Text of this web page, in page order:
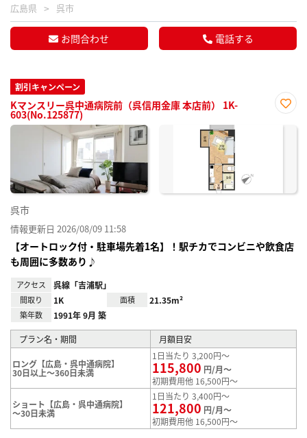
広島県 呉市
お問合わせ 電話する
割引キャンペーン
Kマンスリー呉中通病院前（呉信用金庫 本店前） 1K-
603(No.125877)
に入
呉市
情報更新日 2026/08/09 11:58
【オートロック付・駐車場先着1名】！駅チカでコンビニや飲食店
も周囲に多数あり♪
アクセス 呉線「吉浦駅」
間取り 1K 面積 21.35m²
築年数 1991年 9月 築
プラン名・期間 月額目安
ロング【広島・呉中通病院】
30日以上～360日未満
1日当たり 3,200円～
115,800 円/月～
初期費用他 16,500円～
ショート【広島・呉中通病院】
～30日未満
1日当たり 3,400円～
121,800 円/月～
初期費用他 16,500円～